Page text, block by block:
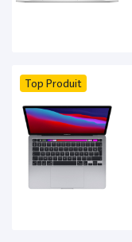
Top Produit